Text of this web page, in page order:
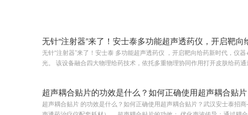
无针“注射器”来了！安士泰多功能超声透药仪，开启靶向
无针“注射器”来了！安士泰 多功能超声透药仪 ，开启靶向给药新时代，仪
光。 该设备融合四大物理给药技术，依托多重物理协同作用打开皮肤给药通道，实现药物靶向直达病灶，规
超声耦合贴片的功效是什么？如何正确使用超声耦合贴片
超声耦合贴片 的功效是什么？如何正确使用超声耦合贴片？武汉安士泰招